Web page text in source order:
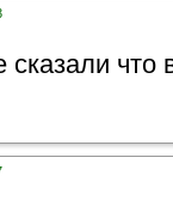
сказали